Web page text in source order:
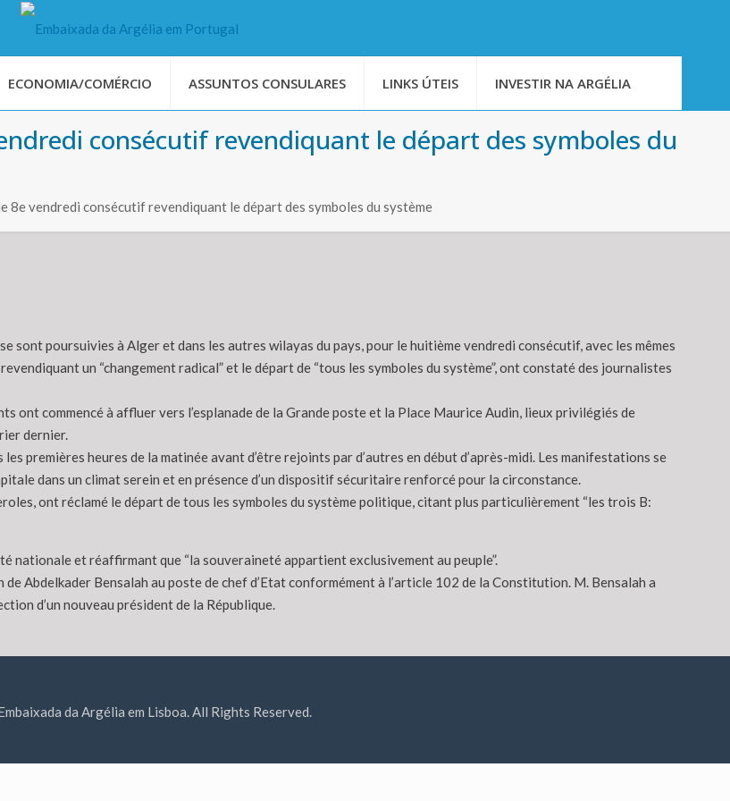
ECONOMIA/COMÉRCIO ASSUNTOS CONSULARES LINKS ÚTEIS INVESTIR NA ARGÉLIA
consécutif revendiquant le départ des symboles du
8e vendredi consécutif revendiquant le départ des symboles du système
sont poursuivies à Alger et dans les autres wilayas du pays, pour le huitième vendredi consécutif, avec les mêmes
un “changement radical” et le départ de “tous les symboles du système”, ont constaté des journalistes
ont commencé à affluer vers l’esplanade de la Grande poste et la Place Maurice Audin, lieux privilégiés de
dernier.
premières heures de la matinée avant d’être rejoints par d’autres en début d’après-midi. Les manifestations se
dans un climat serein et en présence d’un dispositif sécuritaire renforcé pour la circonstance.
ont réclamé le départ de tous les symboles du système politique, citant plus particulièrement “les trois B:
nationale et réaffirmant que “la souveraineté appartient exclusivement au peuple”.
Abdelkader Bensalah au poste de chef d’Etat conformément à l’article 102 de la Constitution. M. Bensalah a
d’un nouveau président de la République.
da Argélia em Lisboa. All Rights Reserved.